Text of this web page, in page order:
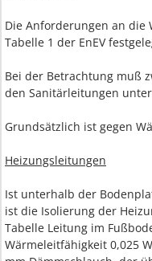
Die Anforderungen an die
Tabelle 1 der EnEV
Bei der Betrachtung muß
den Sanitärleitungen
Grundsätzlich ist gegen
Heizungsleitungen
Ist unterhalb der
ist die Isolierung der
Tabelle Leitung im
Wärmeleitfähigkeit 0,025